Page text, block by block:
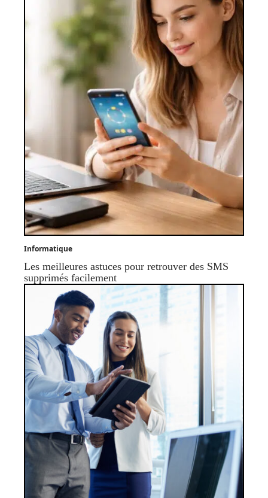
Informatique
Les meilleures astuces pour retrouver des SMS
supprimés facilement